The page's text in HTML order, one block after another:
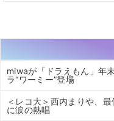
miwaが「ドラえもん」年
ラ“ワーミー”登場
＜レコ大＞西内まりや、
に涙の熱唱